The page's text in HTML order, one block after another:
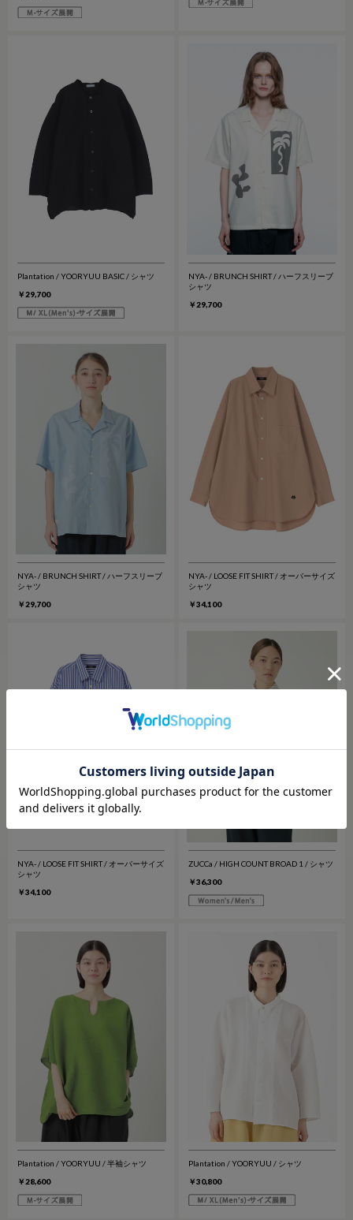
Plantation / YOORYUU BASIC / シャツ
￥29,700
NYA- / BRUNCH SHIRT / ハーフスリーブ
シャツ
￥29,700
NYA- / BRUNCH SHIRT / ハーフスリーブ
シャツ
￥29,700
NYA- / LOOSE FIT SHIRT / オーバーサイズ
シャツ
￥34,100
NYA- / LOOSE FIT SHIRT / オーバーサイズ
シャツ
￥34,100
ZUCCa / HIGH COUNT BROAD 1 / シャツ
￥36,300
Plantation / YOORYUU / 半袖シャツ
￥28,600
Plantation / YOORYUU / シャツ
￥30,800